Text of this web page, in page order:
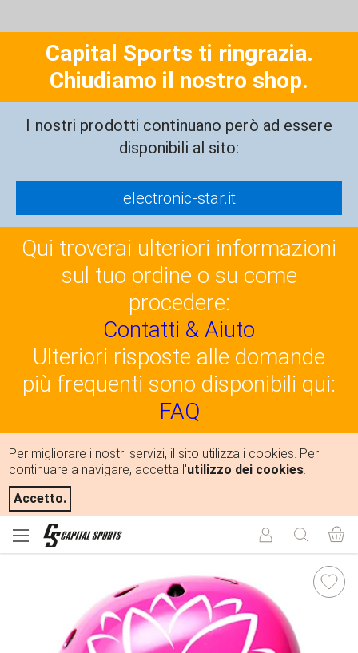
Capital Sports ti ringrazia.
Chiudiamo il nostro shop.
I nostri prodotti continuano però ad essere
disponibili al sito:
electronic-star.it
Qui troverai ulteriori informazioni
sul tuo ordine o su come
procedere:
Contatti & Aiuto
Ulteriori risposte alle domande
più frequenti sono disponibili qui:
FAQ
Per migliorare i nostri servizi, il sito utilizza i cookies. Per
continuare a navigare, accetta l'utilizzo dei cookies.
Accetto.